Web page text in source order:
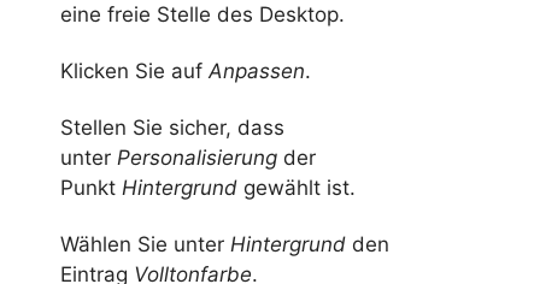
eine freie Stelle des Desktop.
Klicken Sie auf Anpassen.
Stellen Sie sicher, dass
unter Personalisierung der
Punkt Hintergrund gewählt ist.
Wählen Sie unter Hintergrund den
Eintrag Volltonfarbe.